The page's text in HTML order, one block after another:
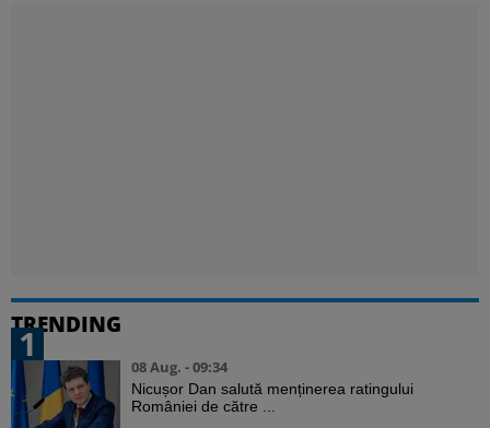
TRENDING
1
08 Aug. - 09:34
Nicușor Dan salută menținerea ratingului
României de către ...